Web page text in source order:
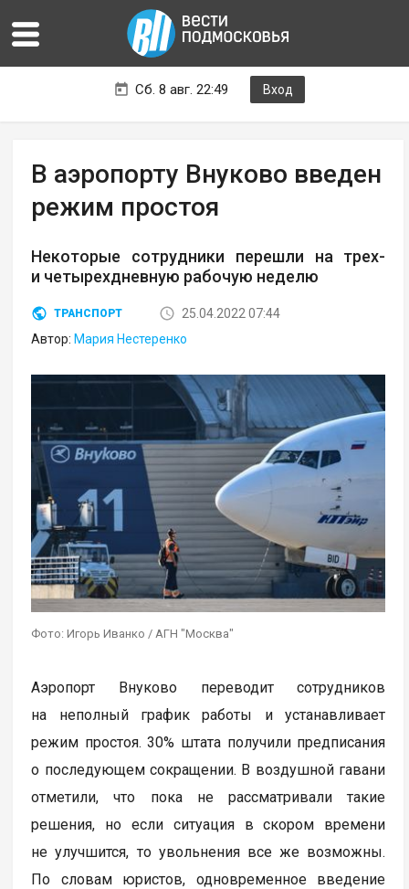
Сб. 8 авг. 22:49 Вход
В аэропорту Внуково введен
режим простоя
Некоторые сотрудники перешли на трех-
и четырехдневную рабочую неделю
ТРАНСПОРТ
25.04.2022 07:44
Автор: Мария Нестеренко
Фото: Игорь Иванко / АГН "Москва"
Аэропорт Внуково переводит сотрудников
на неполный график работы и устанавливает
режим простоя. 30% штата получили предписания
о последующем сокращении. В воздушной гавани
отметили, что пока не рассматривали такие
решения, но если ситуация в скором времени
не улучшится, то увольнения все же возможны.
По словам юристов, одновременное введение